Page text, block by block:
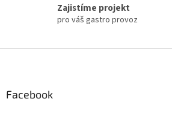
Zajistíme projekt
pro váš gastro provoz
Facebook